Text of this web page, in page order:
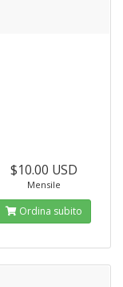
$10.00 USD
Mensile
Ordina subito